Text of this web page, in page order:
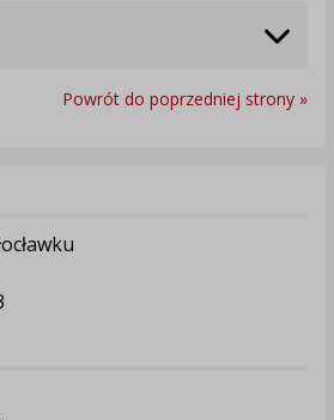
Powrót do poprzedniej strony »